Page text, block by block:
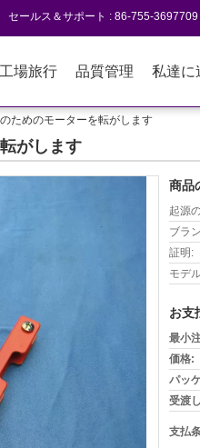
セールス＆サポート : 86-755-3697709
工場旅行 品質管理 私達に
ためのモーターを転がします
がします
商品
起源
ブラ
証明:
モデ
お支
最小
価格:
パッ
受渡
支払